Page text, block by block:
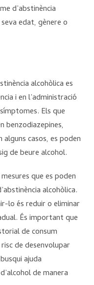
d’abstinència
edat, gènere o
alcohòlica es
i en l’administració
Els que
benzodiazepines,
casos, es poden
de beure alcohol.
que es poden
alcohòlica.
lo és reduir o eliminar
És important que
de consum
de desenvolupar
ajuda
de manera